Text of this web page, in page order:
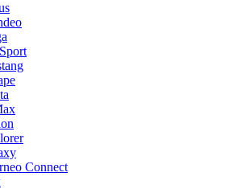
Connect